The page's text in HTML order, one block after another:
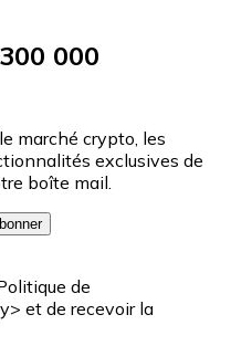
000
marché crypto, les
exclusives de
boîte mail.
de
et de recevoir la